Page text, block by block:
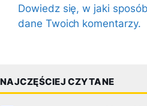
Dowiedz się, w jaki
dane Twoich komentarzy.
NAJCZĘŚCIEJ CZYTANE